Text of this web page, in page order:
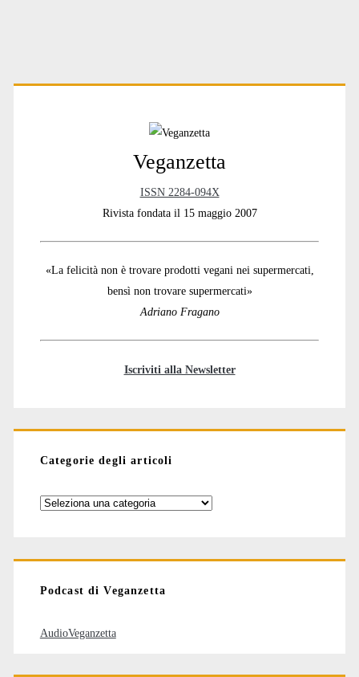
i
Primary
Veganzetta
ISSN 2284-094X
Rivista fondata il 15 maggio 2007
«La felicità non è trovare prodotti vegani nei supermercati,
bensì non trovare supermercati»
Adriano Fragano
Iscriviti alla Newsletter
Categorie degli articoli
Categorie
Podcast di Veganzetta
AudioVeganzetta